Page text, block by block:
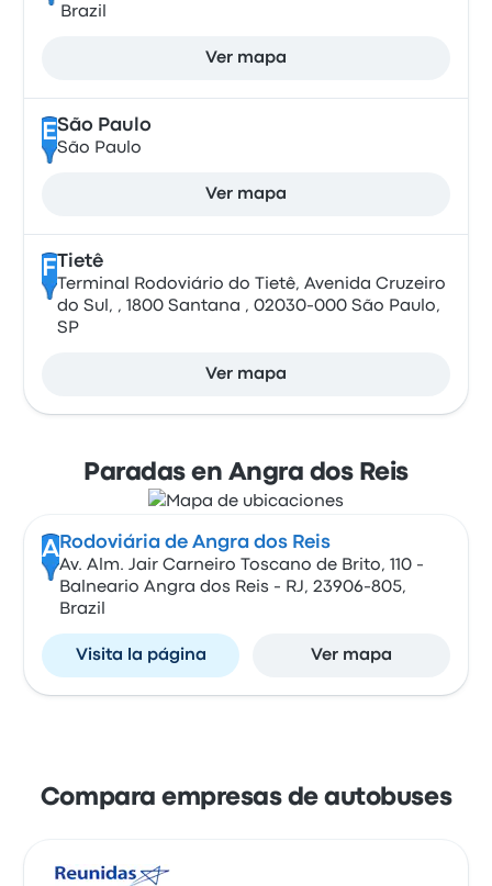
Brazil
Ver mapa
ESão Paulo
São Paulo
Ver mapa
F Tietê
Terminal Rodoviário do Tietê, Avenida Cruzeiro
do Sul, , 1800 Santana , 02030-000 São Paulo,
SP
Ver mapa
Paradas en Angra dos Reis
A Rodoviária de Angra dos Reis
Av. Alm. Jair Carneiro Toscano de Brito, 110 -
Balneario Angra dos Reis - RJ, 23906-805,
Brazil
Visita la página Ver mapa
Compara empresas de autobuses